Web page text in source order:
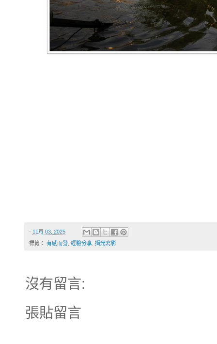
- 11月 03, 2025
標籤： 有感而發 經驗分享 攝光寫影
沒有留言:
張貼留言